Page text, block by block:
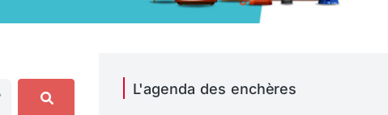
L'agenda des enchères